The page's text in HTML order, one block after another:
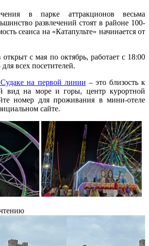
в парке аттракционов весьма
развлечений стоят в районе 100-
сеанса на «Катапульте» начинается от
с мая по октябрь, работает с 18:00
всех посетителей.
на первой линии – это близость к
вид на море и горы, центр курортной
номер для проживания в мини-отеле
сайте.